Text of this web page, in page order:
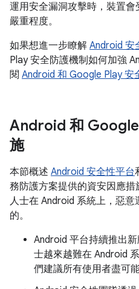
運用安全漏洞攻擊時，裝置
嚴重程度。
如果想進一步瞭解 Android 安
Play 安全防護機制如何加強
閱 Android 和 Google Play
Android 和
施
本節概述 Android 安全性平台
務防護方案提供的資安因應
人士在 Android 系統上，惡意
的。
Android 平台持續推出
士越來越難在 Android
們建議所有使用者盡可